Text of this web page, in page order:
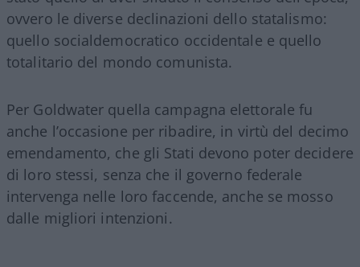
ovvero le diverse declinazioni dello statalismo:
quello socialdemocratico occidentale e quello
totalitario del mondo comunista.
Per Goldwater quella campagna elettorale fu
anche l’occasione per ribadire, in virtù del decimo
emendamento, che gli Stati devono poter decidere
di loro stessi, senza che il governo federale
intervenga nelle loro faccende, anche se mosso
dalle migliori intenzioni.